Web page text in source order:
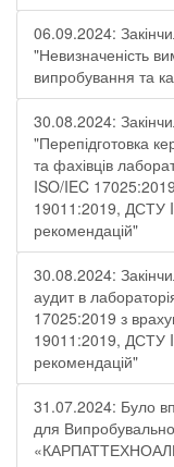
06.09.2024:
"Невизначеність
випробування та
30.08.2024:
"Перепідготовка
та фахівців
ISO/IEC
19011:2019, ДСТУ
рекомендацій"
30.08.2024:
аудит в
17025:2019 з
19011:2019, ДСТУ
рекомендацій"
31.07.2024: Було
для